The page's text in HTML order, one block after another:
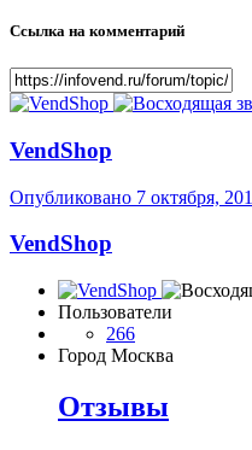
Ссылка на комментарий
VendShop
Опубликовано 7 октября,
VendShop
Пользователи
266
Город Москва
Отзывы